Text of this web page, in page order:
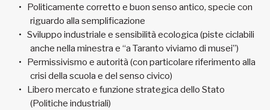
Politicamente corretto e buon senso antico, specie con
riguardo alla semplificazione
Sviluppo industriale e sensibilità ecologica (piste ciclabili
anche nella minestra e “a Taranto viviamo di musei”)
Permissivismo e autorità (con particolare riferimento alla
crisi della scuola e del senso civico)
Libero mercato e funzione strategica dello Stato
(Politiche industriali)